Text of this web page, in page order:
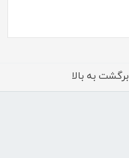
برگشت به بالا